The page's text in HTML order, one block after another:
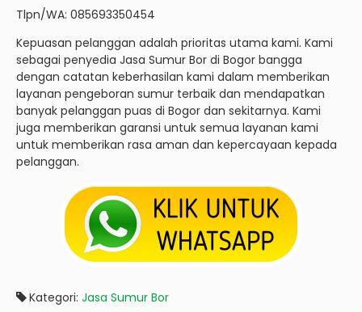
Tlpn/WA: 085693350454
Kepuasan pelanggan adalah prioritas utama kami. Kami
sebagai penyedia Jasa Sumur Bor di Bogor bangga
dengan catatan keberhasilan kami dalam memberikan
layanan pengeboran sumur terbaik dan mendapatkan
banyak pelanggan puas di Bogor dan sekitarnya. Kami
juga memberikan garansi untuk semua layanan kami
untuk memberikan rasa aman dan kepercayaan kepada
pelanggan.
Kategori: Jasa Sumur Bor